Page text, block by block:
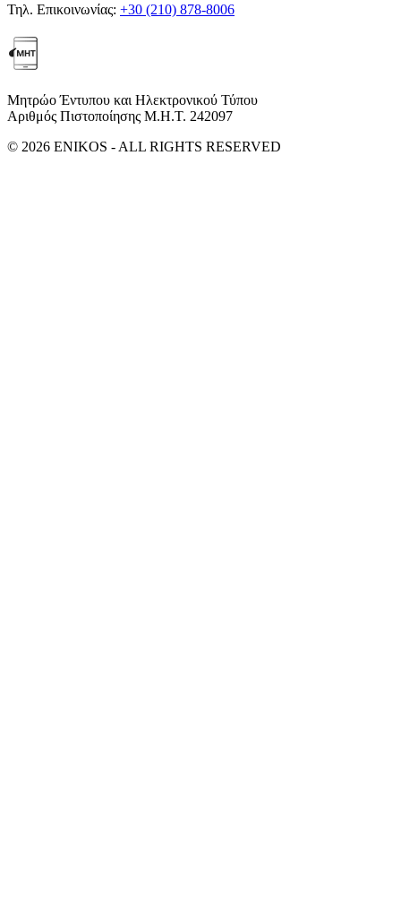
Τηλ. Επικοινωνίας: +30 (210) 878-8006
Μητρώο Έντυπου και Ηλεκτρονικού Τύπου
Αριθμός Πιστοποίησης Μ.Η.Τ. 242097
© 2026 ENIKOS - ALL RIGHTS RESERVED